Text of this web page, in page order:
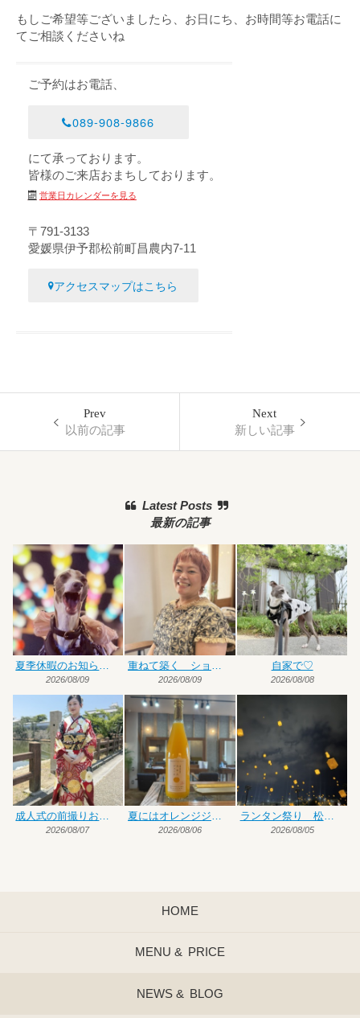
もしご希望等ございましたら、お日にち、お時間等お電話に
てご相談くださいね
ご予約はお電話、
089-908-9866
にて承っております。
皆様のご来店おまちしております。
営業日カレンダーを見る
〒791-3133
愛媛県伊予郡松前町昌農内7-11
アクセスマップはこちら
Prev
以前の記事
Next
新しい記事
Latest Posts
最新の記事
2026/08/09 2026/08/09
自家で♡
2026/08/08
2026/08/07 2026/08/06
ランタン祭り 松前編
2026/08/05
HOME
MENU & PRICE
NEWS & BLOG